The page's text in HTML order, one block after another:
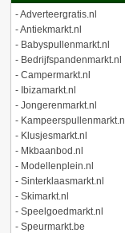
-Adverteergratis.nl
-Antiekmarkt.nl
- Babyspullenmarkt.nl
- Bedrijfspandenmarkt.nl
- Campermarkt.nl
- Ibizamarkt.nl
- Jongerenmarkt.nl
- Kampeerspullenmarkt.nl
- Klusjesmarkt.nl
- Mkbaanbod.nl
- Modellenplein.nl
- Sinterklaasmarkt.nl
- Skimarkt.nl
- Speelgoedmarkt.nl
- Speurmarkt.be